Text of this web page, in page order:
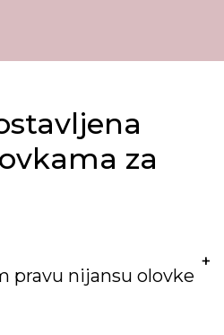
za
pravu nijansu olovke